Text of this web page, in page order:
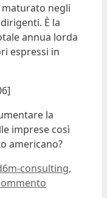
maturato negli
È la
annua lorda
espressi in
la
imprese così
americano?
consulting,